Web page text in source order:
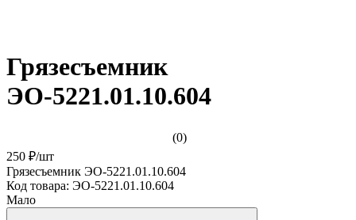
Грязесъемник
ЭО-5221.01.10.604
(0)
250 ₽/шт
Грязесъемник ЭО-5221.01.10.604
Код товара: ЭО-5221.01.10.604
Мало